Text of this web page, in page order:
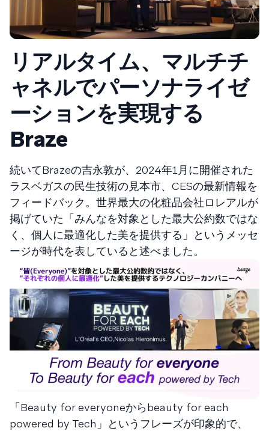
リアルタイム、マルチチ
ャネルでパーソナライゼ
ーションを実現する
Braze
続いてBrazeの吉永敦が、2024年1月に開催された
ラスベガスの民生技術の見本市、CESの最新情報を
フィードバック。世界最大の化粧品会社ロレアルが
掲げていた「みんなを対象とした最大公約数ではな
く、個人に最適化した美を提供する」というメッセ
ージが時代を表していると述べました。
「Beauty for everyoneからbeauty for each
powered by Tech」というフレーズが印象的で、